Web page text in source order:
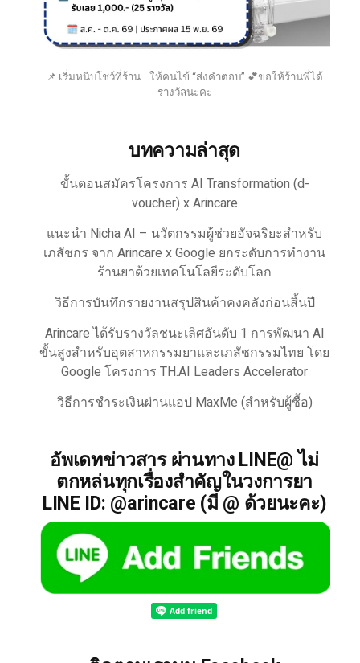
📌 เริ่มหนีบโชว์ที่ร้าน ..ให้คนไข้ “ส่งคำตอบ” 💕ขอให้ร้านพี่ได้
รางวัลนะคะ
บทความล่าสุด
ขั้นตอนสมัครโครงการ AI Transformation (d-
voucher) x Arincare
แนะนำ Nicha AI – นวัตกรรมผู้ช่วยอัจฉริยะสำหรับ
เภสัชกร จาก Arincare x Google ยกระดับการทำงาน
ร้านยาด้วยเทคโนโลยีระดับโลก
วิธีการบันทึกรายงานสรุปสินค้าคงคลังก่อนสิ้นปี
Arincare ได้รับรางวัลชนะเลิศอันดับ 1 การพัฒนา AI
ขั้นสูงสำหรับอุตสาหกรรมยาและเภสัชกรรมไทย โดย
Google โครงการ TH.AI Leaders Accelerator
วิธีการชำระเงินผ่านแอป MaxMe (สำหรับผู้ซื้อ)
อัพเดทข่าวสาร ผ่านทาง LINE@ ไม่
ตกหล่นทุกเรื่องสำคัญในวงการยา
LINE ID: @arincare (มี @ ด้วยนะคะ)